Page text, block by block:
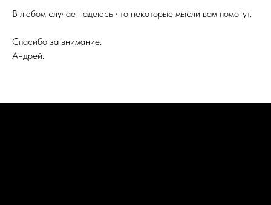
В любом случае надеюсь что некоторые мысли вам помогут.
Спасибо за внимание.
Андрей.